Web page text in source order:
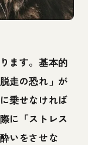
ます。基本的
走の恐れ」が
乗せなければ
に「ストレス
いをさせな